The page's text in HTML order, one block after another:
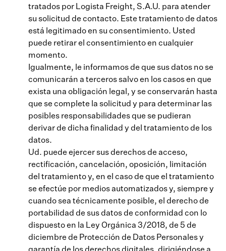
tratados por Logista Freight, S.A.U. para atender
su solicitud de contacto. Este tratamiento de datos
está legitimado en su consentimiento. Usted
puede retirar el consentimiento en cualquier
momento.
Igualmente, le informamos de que sus datos no se
comunicarán a terceros salvo en los casos en que
exista una obligación legal, y se conservarán hasta
que se complete la solicitud y para determinar las
posibles responsabilidades que se pudieran
derivar de dicha finalidad y del tratamiento de los
datos.
Ud. puede ejercer sus derechos de acceso,
rectificación, cancelación, oposición, limitación
del tratamiento y, en el caso de que el tratamiento
se efectúe por medios automatizados y, siempre y
cuando sea técnicamente posible, el derecho de
portabilidad de sus datos de conformidad con lo
dispuesto en la Ley Orgánica 3/2018, de 5 de
diciembre de Protección de Datos Personales y